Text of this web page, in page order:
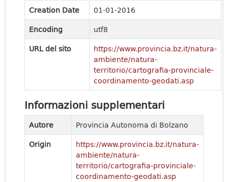
Creation Date
01-01-2016
Encoding
utf8
URL del sito
https://www.provincia.bz.it/natura-
ambiente/natura-
territorio/cartografia-provinciale-
coordinamento-geodati.asp
Informazioni supplementari
Autore
Provincia Autonoma di Bolzano
Origin
https://www.provincia.bz.it/natura-
ambiente/natura-
territorio/cartografia-provinciale-
coordinamento-geodati.asp